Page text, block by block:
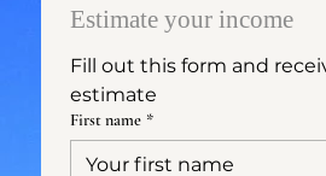
Estimate your income
Fill out this form and
estimate
First name *